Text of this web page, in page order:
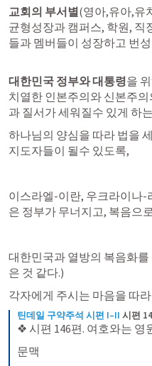
교회의 부서별(영아,유아,유
균형성장과 캠퍼스, 학원, 직
들과 멤버들이 성장하고 번
대한민국 정부와 대통령을
치열한 인본주의와 신본주
과 질서가 세워질수 있게 하
하나님의 양심을 따라 법을
지도자들이 될수 있도록,
이스라엘-이란, 우크라이나-
은 정부가 무너지고, 복음으
대한민국과 열방의 복음화
은 것 같다.)
각자에게 주시는 마음을 따
틴데일 구약주석 시편 I–II 시편
❖ 시편 146편. 여호와는 영
문맥